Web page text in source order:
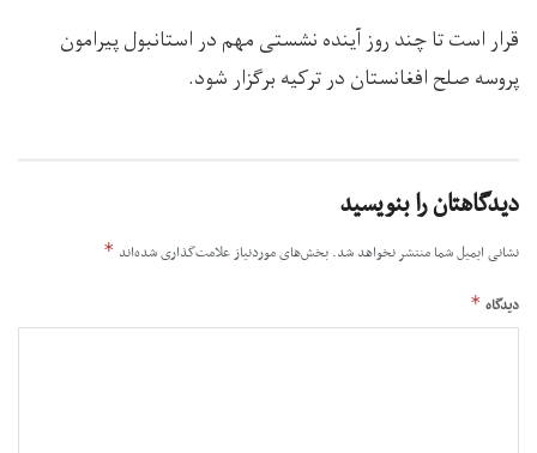
قرار است تا چند روز آینده نشستی مهم در استانبول پیرامون
پروسه صلح افغانستان در ترکیه برگزار شود.
دیدگاهتان را بنویسید
نشانی ایمیل شما منتشر نخواهد شد. بخش‌های موردنیاز علامت‌گذاری شده‌اند *
دیدگاه *